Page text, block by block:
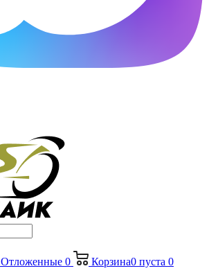
Отложенные 0 Корзина0 пуста 0